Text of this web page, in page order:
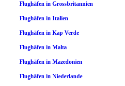
Flughäfen in Grossbritannien
Flughäfen in Italien
Flughäfen in Kap Verde
Flughäfen in Malta
Flughäfen in Mazedonien
Flughäfen in Niederlande